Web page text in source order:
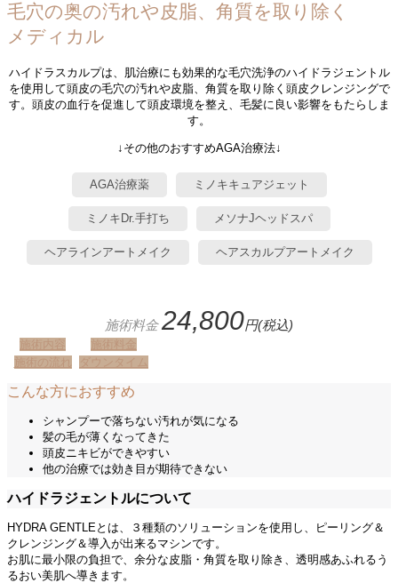
毛穴の奥の汚れや皮脂、角質を取り除く
メディカル
ハイドラスカルプは、肌治療にも効果的な毛穴洗浄のハイドラジェントル
を使用して頭皮の毛穴の汚れや皮脂、角質を取り除く頭皮クレンジングで
す。頭皮の血行を促進して頭皮環境を整え、毛髪に良い影響をもたらしま
す。
↓その他のおすすめAGA治療法↓
AGA治療薬 ミノキキュアジェット
ミノキDr.手打ち メソナJヘッドスパ
ヘアラインアートメイク ヘアスカルプアートメイク
施術料金24,800円(税込)
施術内容
施術料金
施術の流れ
ダウンタイム
こんな方におすすめ
シャンプーで落ちない汚れが気になる
髪の毛が薄くなってきた
頭皮ニキビができやすい
他の治療では効き目が期待できない
ハイドラジェントルについて
HYDRA GENTLEとは、３種類のソリューションを使用し、ピーリング＆
クレンジング＆導入が出来るマシンです。
お肌に最小限の負担で、余分な皮脂・角質を取り除き、透明感あふれるう
るおい美肌へ導きます。